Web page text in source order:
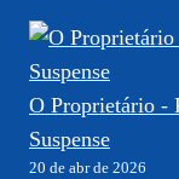
O Proprietário -
Suspense
20 de abr de 2026